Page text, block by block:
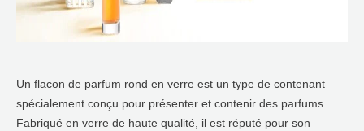
Un flacon de parfum rond en verre est un type de contenant
spécialement conçu pour présenter et contenir des parfums.
Fabriqué en verre de haute qualité, il est réputé pour son